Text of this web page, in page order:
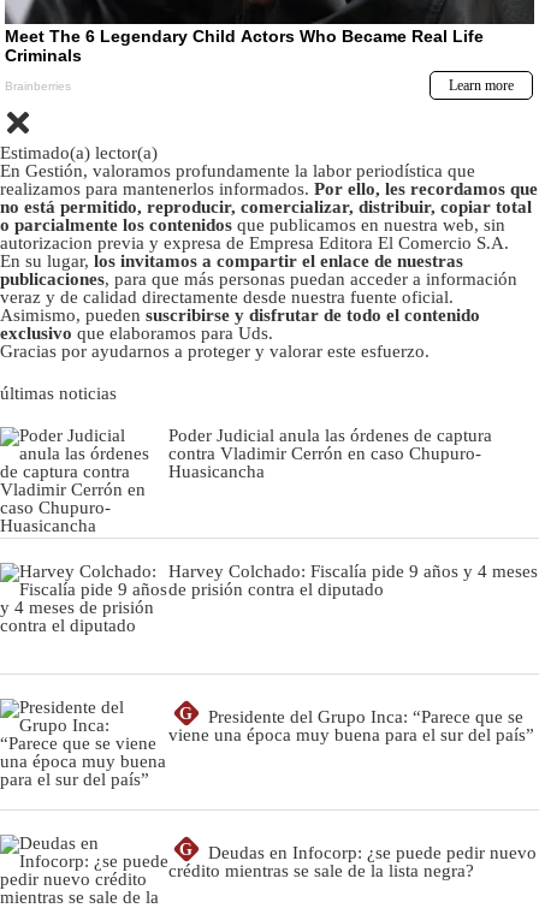
Estimado(a) lector(a)
En Gestión, valoramos profundamente la labor periodística que
realizamos para mantenerlos informados. Por ello, les recordamos que
no está permitido, reproducir, comercializar, distribuir, copiar total
o parcialmente los contenidos que publicamos en nuestra web, sin
autorizacion previa y expresa de Empresa Editora El Comercio S.A.
En su lugar, los invitamos a compartir el enlace de nuestras
publicaciones, para que más personas puedan acceder a información
veraz y de calidad directamente desde nuestra fuente oficial.
Asimismo, pueden suscribirse y disfrutar de todo el contenido
exclusivo que elaboramos para Uds.
Gracias por ayudarnos a proteger y valorar este esfuerzo.
últimas noticias
Poder Judicial anula las órdenes de captura
contra Vladimir Cerrón en caso Chupuro-
Huasicancha
Harvey Colchado: Fiscalía pide 9 años y 4 meses
de prisión contra el diputado
G
Presidente del Grupo Inca: “Parece que se
viene una época muy buena para el sur del país”
G
Deudas en Infocorp: ¿se puede pedir nuevo
crédito mientras se sale de la lista negra?